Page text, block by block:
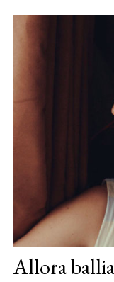
Allora